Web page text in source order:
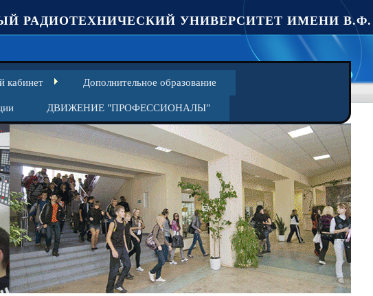
РАДИОТЕХНИЧЕСКИЙ УНИВЕРСИТЕТ ИМЕНИ В.Ф.
кабинет Дополнительное образование
ДВИЖЕНИЕ "ПРОФЕССИОНАЛЫ"